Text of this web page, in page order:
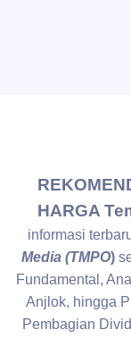
HARGA
informasi
Media (TMPO)
Fundamental,
Anjlok, hingga
Pembagian